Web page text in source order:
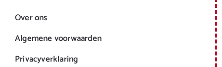
Over ons
Algemene voorwaarden
Privacyverklaring